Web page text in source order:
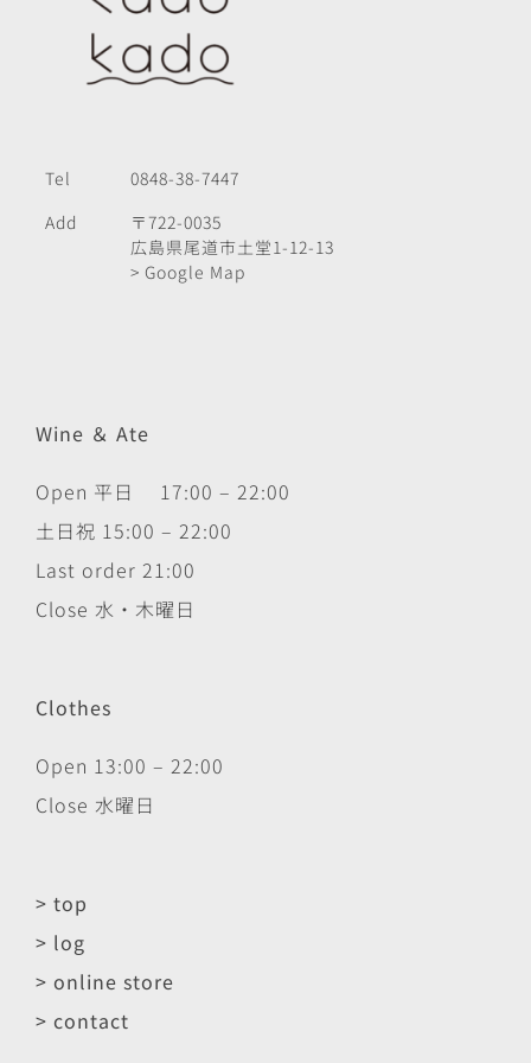
Tel
0848-38-7447
Add
〒722-0035
広島県尾道市土堂1-12-13
> Google Map
Wine ＆ Ate
Open 平日 17:00 – 22:00
土日祝 15:00 – 22:00
Last order 21:00
Close 水・木曜日
Clothes
Open 13:00 – 22:00
Close 水曜日
> top
> log
> online store
> contact